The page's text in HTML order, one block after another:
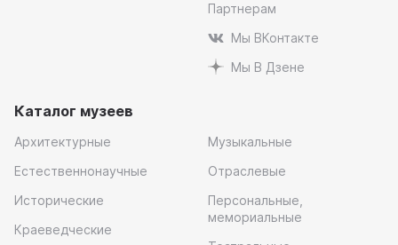
Партнерам
Мы ВКонтакте
Мы В Дзене
Каталог музеев
Архитектурные
Естественнонаучные
Исторические
Краеведческие
Музыкальные
Отраслевые
Персональные,
мемориальные